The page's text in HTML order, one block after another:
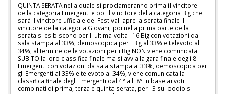
QUINTA SERATA nella quale si proclameranno prima il vincitore
della categoria Emergenti e poi il vincitore della categoria Big che
sarà il vincitore ufficiale del Festival: apre la serata finale il
vincitore della categoria Giovani, poi nella prima parte della
serata si esibiscono per l' ultima volta i 16 Big con votazioni da
sala stampa al 33%, demoscopica per i Big al 33% e televoto al
34%, al termine delle votazioni per i Big NON viene comunicata
SUBITO la loro classifica finale ma si avvia la gara finale degli 8
Emergenti con votazioni da sala stampa al 33%, demoscopica per
gli Emergenti al 33% e televoto al 34%, viene comunicata la
classifica finale degli Emergenti dal 4° all' 8° in base ai voti
combinati di prima, terza e quinta serata, per i 3 sul podio si